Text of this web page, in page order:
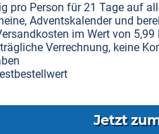
pro Person für 21 Tage auf
Adventskalender und
im Wert von 5,99
Verrechnung, keine
Jetzt